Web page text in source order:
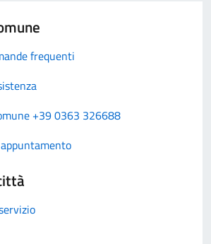
frequenti
+39 0363 326688